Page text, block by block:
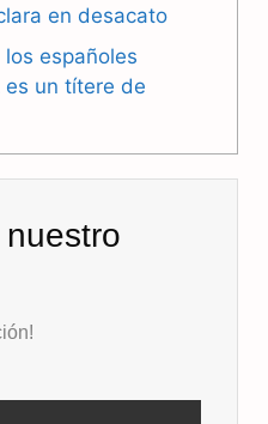
en desacato
españoles
es un títere de